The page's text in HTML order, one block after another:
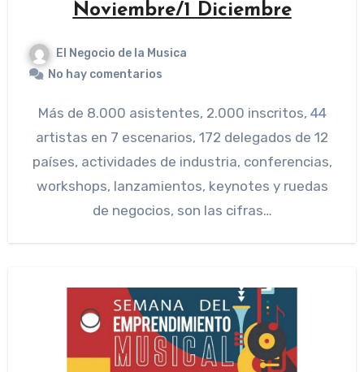
Noviembre/1 Diciembre
El Negocio de la Musica
No hay comentarios
Más de 8.000 asistentes, 2.000 inscritos, 44
artistas en 7 escenarios, 172 delegados de 12
países, actividades de industria, conferencias,
workshops, lanzamientos, keynotes y ruedas
de negocios, son las cifras…